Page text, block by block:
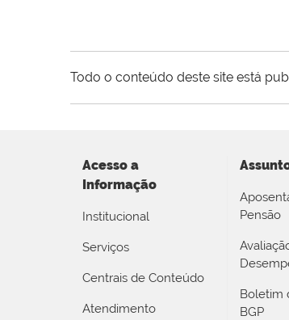
Todo o conteúdo deste site está
Acesso a
Informação
Institucional
Serviços
Centrais de Conteúdo
Atendimento
Pensão
Boletim
BGP